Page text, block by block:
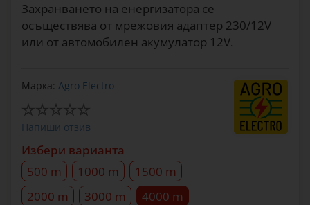
Захранването на енергизатора се
осъществява от мрежовия адаптер 230/12V
или от автомобилен акумулатор 12V.
Марка: Agro Electro
Напиши отзив
Избери варианта
500 m
1000 m
1500 m
2000 m
3000 m
4000 m